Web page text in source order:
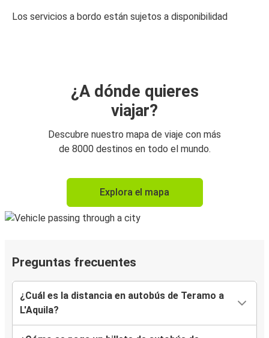
Los servicios a bordo están sujetos a disponibilidad
¿A dónde quieres
viajar?
Descubre nuestro mapa de viaje con más
de 8000 destinos en todo el mundo.
Explora el mapa
Preguntas frecuentes
¿Cuál es la distancia en autobús de Teramo a
L'Aquila?